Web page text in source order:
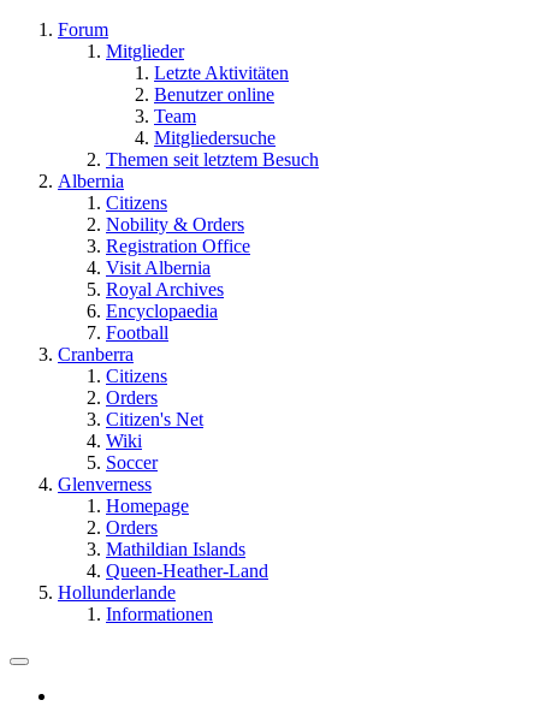
Forum
Mitglieder
Letzte Aktivitäten
Benutzer online
Team
Mitgliedersuche
Themen seit letztem Besuch
Albernia
Citizens
Nobility & Orders
Registration Office
Visit Albernia
Royal Archives
Encyclopaedia
Football
Cranberra
Citizens
Orders
Citizen's Net
Wiki
Soccer
Glenverness
Homepage
Orders
Mathildian Islands
Queen-Heather-Land
Hollunderlande
Informationen